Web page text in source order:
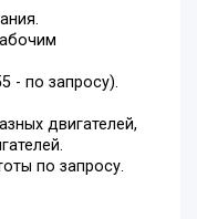
- по запросу).
двигателей,
по запросу.